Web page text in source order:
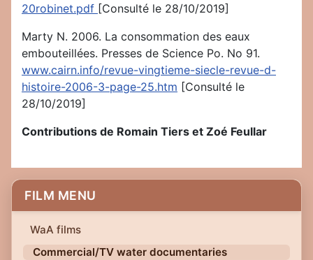
FILM MENU
WaA films
Commercial/TV water documentaries
20robinet.pdf [Consulté le 28/10/2019]
Marty N. 2006. La consommation des eaux
embouteillées. Presses de Science Po. No 91.
www.cairn.info/revue-vingtieme-siecle-revue-d-
histoire-2006-3-page-25.htm [Consulté le
28/10/2019]
Contributions de Romain Tiers et Zoé Feullar